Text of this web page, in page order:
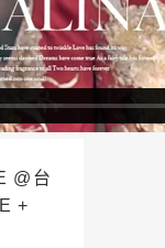
@台
+